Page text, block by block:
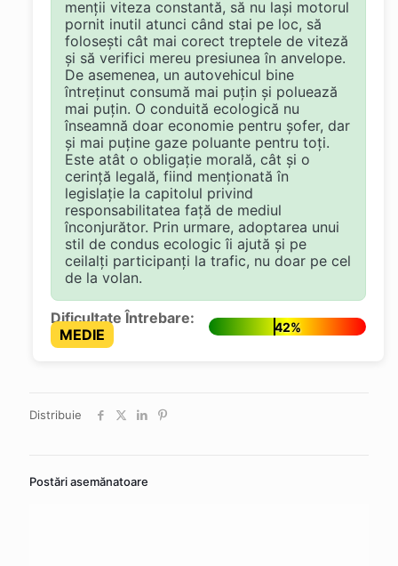
menții viteza constantă, să nu lași motorul
pornit inutil atunci când stai pe loc, să
folosești cât mai corect treptele de viteză
și să verifici mereu presiunea în anvelope.
De asemenea, un autovehicul bine
întreținut consumă mai puțin și poluează
mai puțin. O conduită ecologică nu
înseamnă doar economie pentru șofer, dar
și mai puține gaze poluante pentru toți.
Este atât o obligație morală, cât și o
cerință legală, fiind menționată în
legislație la capitolul privind
responsabilitatea față de mediul
înconjurător. Prin urmare, adoptarea unui
stil de condus ecologic îi ajută și pe
ceilalți participanți la trafic, nu doar pe cel
de la volan.
Dificultate Întrebare:
MEDIE
42%
Distribuie
Postări asemănatoare